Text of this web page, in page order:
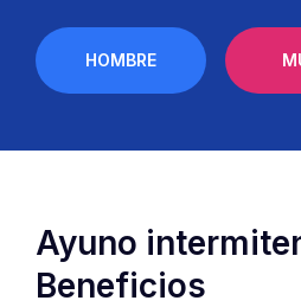
HOMBRE
Ayuno
Beneficios